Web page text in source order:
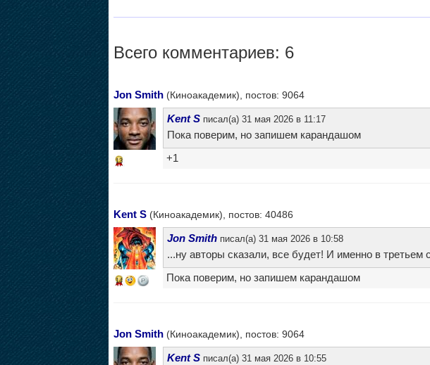
Всего комментариев: 6
Jon Smith(Киноакадемик), постов: 9064
13
Kent Sписал(а) 31 мая 2026 в 11:17
Пока поверим, но запишем карандашом
+1
Kent S(Киноакадемик), постов: 40486
14
Jon Smithписал(а) 31 мая 2026 в 10:58
...ну авторы сказали, все будет! И именно в третьем
Пока поверим, но запишем карандашом
Jon Smith(Киноакадемик), постов: 9064
Kent Sписал(а) 31 мая 2026 в 10:55